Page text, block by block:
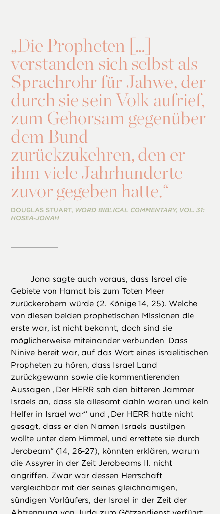
„Die Propheten […]
verstanden sich selbst als
Sprachrohr für Jahwe, der
durch sie sein Volk aufrief,
zum Gehorsam gegenüber
dem Bund
zurückzukehren, den er
ihm viele Jahrhunderte
zuvor gegeben hatte.“
DOUGLAS STUART, WORD BIBLICAL COMMENTARY, VOL. 31:
HOSEA-JONAH
Jona sagte auch voraus, dass Israel die
Gebiete von Hamat bis zum Toten Meer
zurückerobern würde (2. Könige 14, 25). Welche
von diesen beiden prophetischen Missionen die
erste war, ist nicht bekannt, doch sind sie
möglicherweise miteinander verbunden. Dass
Ninive bereit war, auf das Wort eines israelitischen
Propheten zu hören, dass Israel Land
zurückgewann sowie die kommentierenden
Aussagen „Der HERR sah den bitteren Jammer
Israels an, dass sie allesamt dahin waren und kein
Helfer in Israel war“ und „Der HERR hatte nicht
gesagt, dass er den Namen Israels austilgen
wollte unter dem Himmel, und errettete sie durch
Jerobeam“ (14, 26-27), könnten erklären, warum
die Assyrer in der Zeit Jerobeams II. nicht
angriffen. Zwar war dessen Herrschaft
vergleichbar mit der seines gleichnamigen,
sündigen Vorläufers, der Israel in der Zeit der